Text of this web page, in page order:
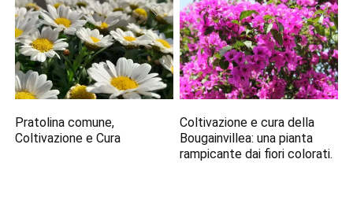
Pratolina comune,
Coltivazione e Cura
Coltivazione e cura della
Bougainvillea: una pianta
rampicante dai fiori colorati.